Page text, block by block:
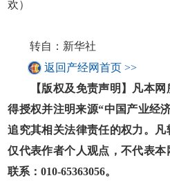
欢）
转自：新华社
返回产经网首页 >>
【版权及免责声明】凡本网
得授权并注明来源“中国产业经
追究其相关法律责任的权力。凡
仅代表作者个人观点，不代表
联系：010-65363056。